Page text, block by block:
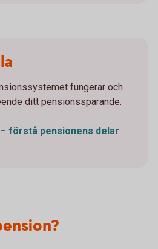
fungerar och
ditt pensionssparande.
förstå pensionens delar